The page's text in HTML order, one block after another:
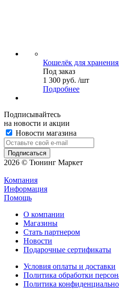
Кошелёк для
Под заказ
1 300 руб. /шт
Подробнее
Подписывайтесь
на новости и акции
Новости магазина
2026 © Тюнинг Маркет
Компания
Информация
Помощь
О компании
Магазины
Стать партнером
Новости
Подарочные сертификаты
Условия оплаты и доставки
Политика обработки
Политика